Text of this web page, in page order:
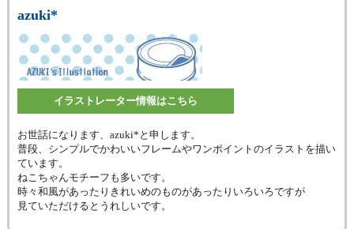
azuki*
イラストレーター情報はこちら
お世話になります、azuki*と申します。
普段、シンプルでかわいいフレームやワンポイントのイラストを描い
ています。
ねこちゃんモチーフも多いです。
時々和風があったりきれいめのものがあったりいろいろですが
見ていただけるとうれしいです。